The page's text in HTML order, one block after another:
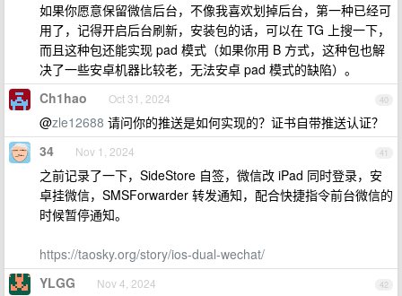
如果你愿意保留微信后台，不像我喜欢划掉后台，第一种已经可
用了，记得开启后台刷新，安装包的话，可以在 TG 上搜一下，
而且这种包还能实现 pad 模式（如果你用 B 方式，这种包也解
决了一些安卓机器比较老，无法安卓 pad 模式的缺陷）。
40
Ch1hao Oct 31, 2024
@zle12688 请问你的推送是如何实现的？证书自带推送认证？
41
34 Nov 1, 2024
之前记录了一下，SideStore 自签，微信改 iPad 同时登录，安
卓挂微信，SMSForwarder 转发通知，配合快捷指令前台微信的
时候暂停通知。
https://taosky.org/story/ios-dual-wechat/
42
YLGG Nov 4, 2024